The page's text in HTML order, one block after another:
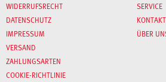
WIDERRUFSRECHT
DATENSCHUTZ
IMPRESSUM
VERSAND
ZAHLUNGSARTEN
COOKIE-RICHTLINIE
SERVICE
KONTAKT
ÜBER